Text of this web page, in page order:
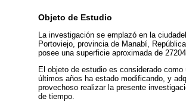
Objeto de Estudio
La investigación se emplazó en la
Portoviejo, provincia de Manabí,
posee una superficie aproximada de
El objeto de estudio es considerado
últimos años ha estado modificando, y
provechoso realizar la presente
de tiempo.